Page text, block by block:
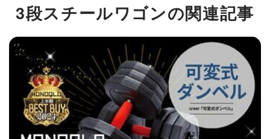
3段スチールワゴンの関連記事